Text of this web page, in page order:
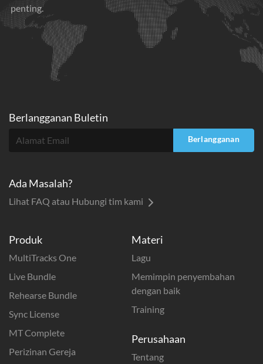
penting.
Produk
MultiTracks One
Live Bundle
Rehearse Bundle
Sync License
MT Complete
Perizinan Gereja
Materi
Lagu
Memimpin penyembahan
dengan baik
Training
Perusahaan
Tentang
Berlangganan Buletin
Berlangganan
Ada Masalah?
Lihat FAQ atau Hubungi tim kami